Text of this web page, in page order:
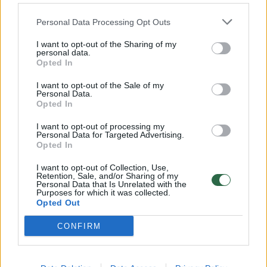
Personal Data Processing Opt Outs
I want to opt-out of the Sharing of my
personal data.
Opted In
I want to opt-out of the Sale of my
Personal Data.
Opted In
I want to opt-out of processing my
Personal Data for Targeted Advertising.
Opted In
I want to opt-out of Collection, Use,
Retention, Sale, and/or Sharing of my
Personal Data that Is Unrelated with the
Purposes for which it was collected.
Opted Out
CONFIRM
32 laipsnių šilumos
Žinios | Orai
Nufilmavo, kaip patvino Vilniaus Vakarinis aplinkkelis:
Žinios | Lietuvos diena
00:00:55
Avarija Vilniuje: į stotelę įsirėžęs automobilis sužalojo
dvi moteris
Žinios | Lietuvos diena